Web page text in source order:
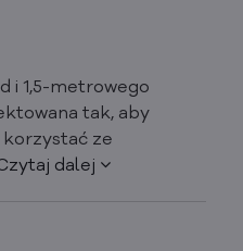
i 1,5-metrowego
tak, aby
korzystać ze
dalej